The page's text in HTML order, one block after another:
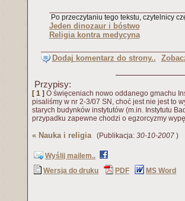
Po przeczytaniu tego tekstu, czytelnicy
Jeden dinozaur i bóstwo
Religia kontra medycyna
Dodaj komentarz do strony..
Przypisy:
[ 1 ] O święceniach nowo oddanego gmachu
pisaliśmy w nr 2-3/07 SN, choć jest nie jest to
starych budynków instytutów (m.in. Instytutu
przypadku zapewne chodzi o egzorcyzmy
« Nauka i religia (Publikacja: 30-10-2007 )
Wyślij mailem..
Wersja do druku
PDF MS Word